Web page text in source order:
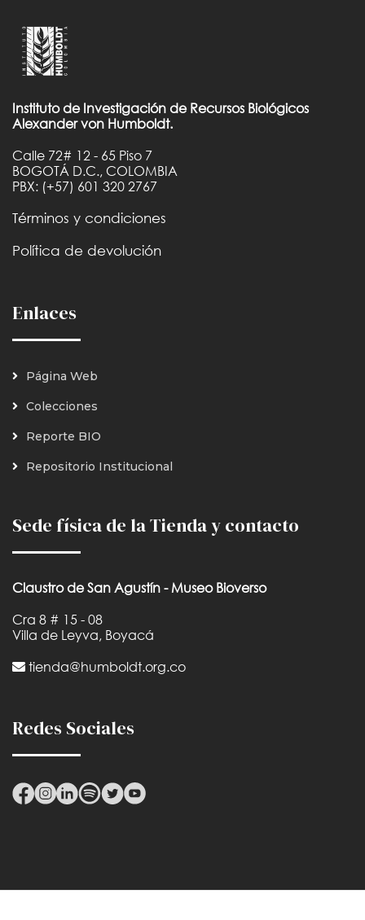
Instituto de Investigación de Recursos Biológicos
Alexander von Humboldt.
Calle 72# 12 - 65 Piso 7
BOGOTÁ D.C., COLOMBIA
PBX: (+57) 601 320 2767
Términos y condiciones
Política de devolución
Enlaces
Página Web
Colecciones
Reporte BIO
Repositorio Institucional
Sede física de la Tienda y contacto
Claustro de San Agustín - Museo Bioverso
Cra 8 # 15 - 08
Villa de Leyva, Boyacá
tienda@humboldt.org.co
Redes Sociales